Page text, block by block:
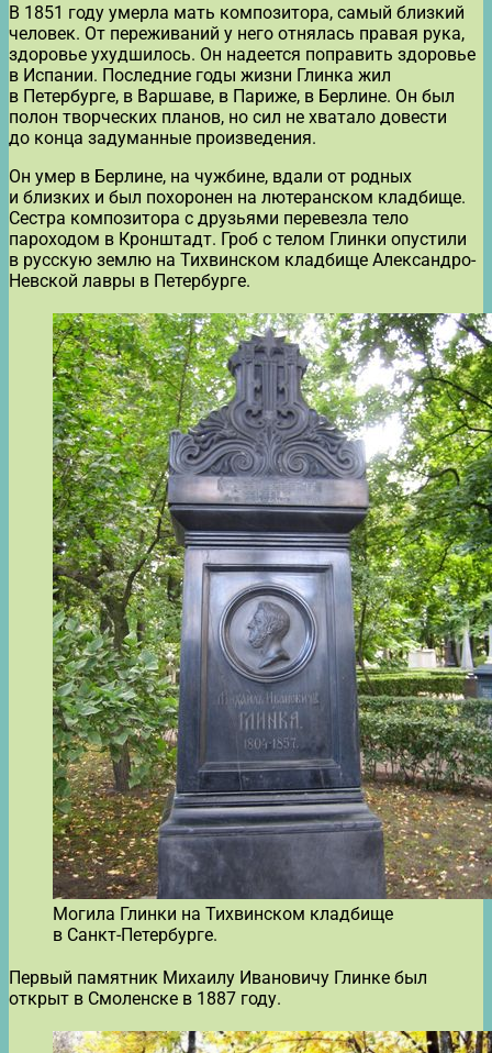
В 1851 году умерла мать композитора, самый близкий
человек. От переживаний у него отнялась правая рука,
здоровье ухудшилось. Он надеется поправить здоровье
в Испании. Последние годы жизни Глинка жил
в Петербурге, в Варшаве, в Париже, в Берлине. Он был
полон творческих планов, но сил не хватало довести
до конца задуманные произведения.
Он умер в Берлине, на чужбине, вдали от родных
и близких и был похоронен на лютеранском кладбище.
Сестра композитора с друзьями перевезла тело
пароходом в Кронштадт. Гроб с телом Глинки опустили
в русскую землю на Тихвинском кладбище Александро-
Невской лавры в Петербурге.
Могила Глинки на Тихвинском кладбище
в Санкт-Петербурге.
Первый памятник Михаилу Ивановичу Глинке был
открыт в Смоленске в 1887 году.